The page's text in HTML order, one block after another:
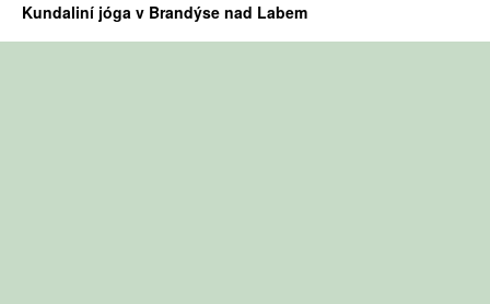
Kundaliní jóga v Brandýse nad Labem